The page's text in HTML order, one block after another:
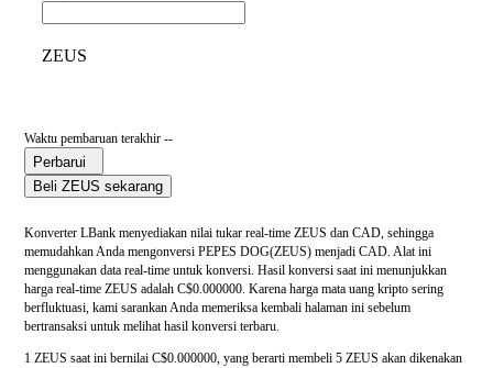
ZEUS
Waktu pembaruan terakhir --
Perbarui
Beli ZEUS sekarang
Konverter LBank menyediakan nilai tukar real-time ZEUS dan CAD, sehingga
memudahkan Anda mengonversi PEPES DOG(ZEUS) menjadi CAD. Alat ini
menggunakan data real-time untuk konversi. Hasil konversi saat ini menunjukkan
harga real-time ZEUS adalah C$0.000000. Karena harga mata uang kripto sering
berfluktuasi, kami sarankan Anda memeriksa kembali halaman ini sebelum
bertransaksi untuk melihat hasil konversi terbaru.
1 ZEUS saat ini bernilai C$0.000000, yang berarti membeli 5 ZEUS akan dikenakan